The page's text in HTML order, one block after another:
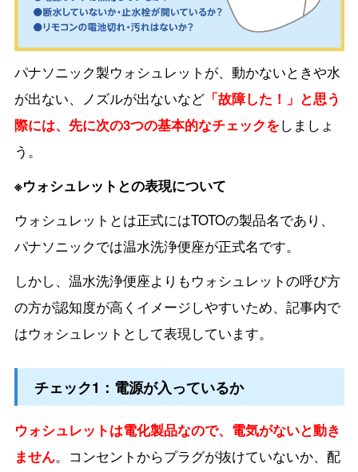
パナソニック製ウォシュレットが、動かないときや水
が出ない、ノズルが出ないなど「故障した！」と思う
際には、先に次の3つの基本的なチェックをしましょ
う。
※ウォシュレットとの表現について
ウォシュレットとは正式にはTOTOの製品名であり、
パナソニックでは温水洗浄便座が正式名です。
しかし、温水洗浄便座よりもウォシュレットの呼び方
の方が認知度が高くイメージしやすいため、記事内で
はウォシュレットとして表現しています。
チェック1：電源が入っているか
ウォシュレットは電化製品なので、電気がないと動き
ません。コンセントからプラグが抜けていないか、配